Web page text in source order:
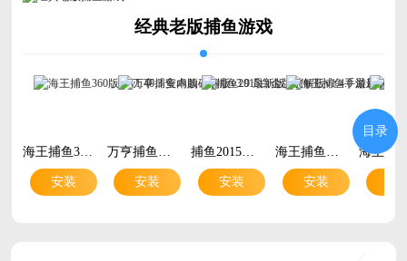
经典老版捕鱼游戏
安装 安装 安装 安装
目录